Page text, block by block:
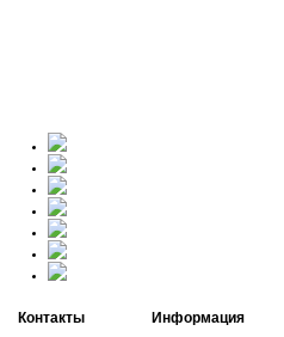
Контакты Информация